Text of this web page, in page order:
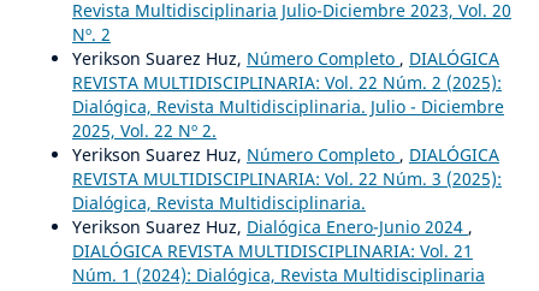
Revista Multidisciplinaria Julio-Diciembre 2023, Vol. 20
Nº. 2
Yerikson Suarez Huz, Número Completo , DIALÓGICA
REVISTA MULTIDISCIPLINARIA: Vol. 22 Núm. 2 (2025):
Dialógica, Revista Multidisciplinaria. Julio - Diciembre
2025, Vol. 22 Nº 2.
Yerikson Suarez Huz, Número Completo , DIALÓGICA
REVISTA MULTIDISCIPLINARIA: Vol. 22 Núm. 3 (2025):
Dialógica, Revista Multidisciplinaria.
Yerikson Suarez Huz, Dialógica Enero-Junio 2024 ,
DIALÓGICA REVISTA MULTIDISCIPLINARIA: Vol. 21
Núm. 1 (2024): Dialógica, Revista Multidisciplinaria